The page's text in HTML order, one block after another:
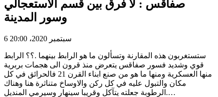
صفاقس : لا فرق بين قسم الاستعجالي
وسور المدينة
6 سبتمبر 2020، 20:00
ستستغربون هذه المقارنة وتسألون ما هو الرابط بينهما .؟؟ الرابط
قوي وشديد فسور صفاقس يتعرض منذ قرون الى هجمات بربرية
منها العسكرية ومنها ما هو من صنع ابناء القرن 21 فالحرائق في كل
مكان والتبول عليه في كل ركن والاوساخ متناثرة هنا وهناك
….الرطوبة جعلته يتآكل وقريبا سينهار وسيرمي المنديل